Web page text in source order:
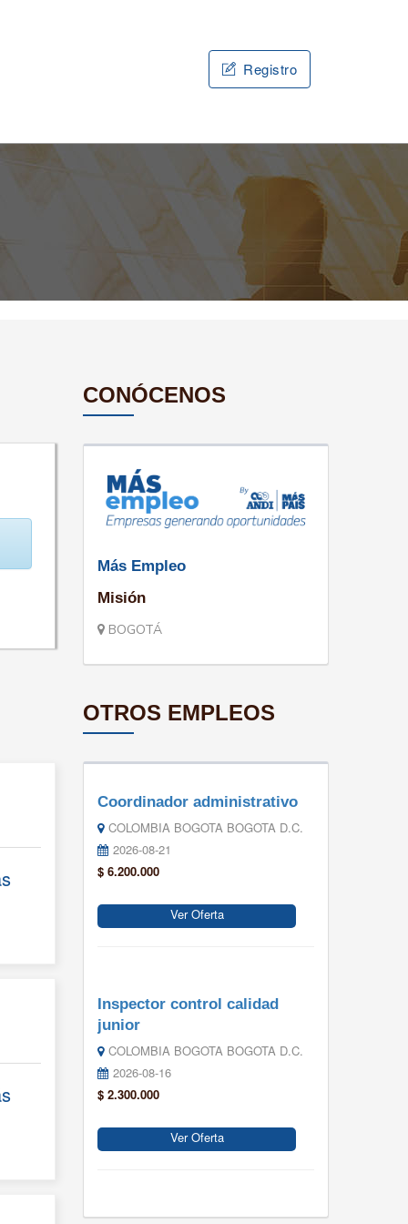
Registro
CONÓCENOS
Más Empleo
Misión
BOGOTÁ
OTROS EMPLEOS
Coordinador administrativo
COLOMBIA BOGOTA BOGOTA D.C.
2026-08-21
$ 6.200.000
Ver Oferta
Inspector control calidad
junior
COLOMBIA BOGOTA BOGOTA D.C.
2026-08-16
$ 2.300.000
Ver Oferta